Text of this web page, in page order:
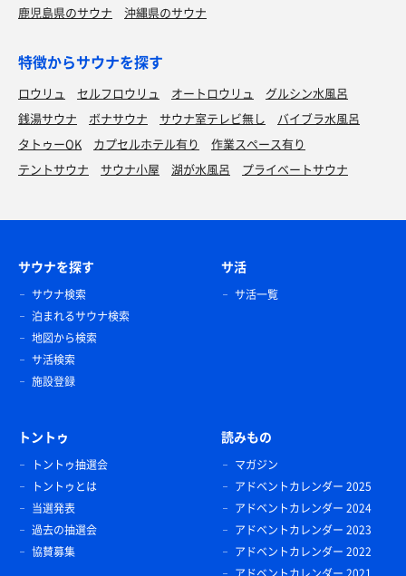
鹿児島県のサウナ
沖縄県のサウナ
特徴からサウナを探す
ロウリュ セルフロウリュ オートロウリュ
グルシン水風呂
銭湯サウナ
ボナサウナ サウナ室テレビ無し
バイブラ水風呂
タトゥーOK
カプセルホテル有り
作業スペース有り
テントサウナ
サウナ小屋 湖が水風呂 プライベートサウナ
サウナを探す
サウナ検索
泊まれるサウナ検索
地図から検索
サ活検索
施設登録
サ活
サ活一覧
トントゥ
トントゥ抽選会
トントゥとは
当選発表
過去の抽選会
協賛募集
読みもの
マガジン
アドベントカレンダー 2025
アドベントカレンダー 2024
アドベントカレンダー 2023
アドベントカレンダー 2022